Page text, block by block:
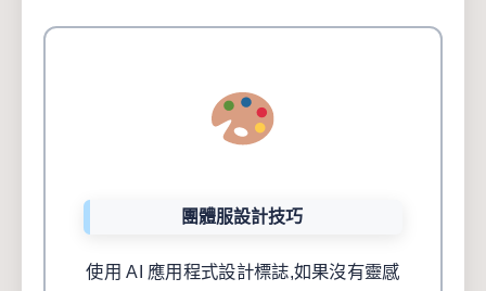
團體服設計技巧
使用 AI 應用程式設計標誌,如果沒有靈感